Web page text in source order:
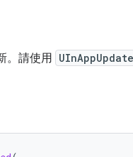
。請使用